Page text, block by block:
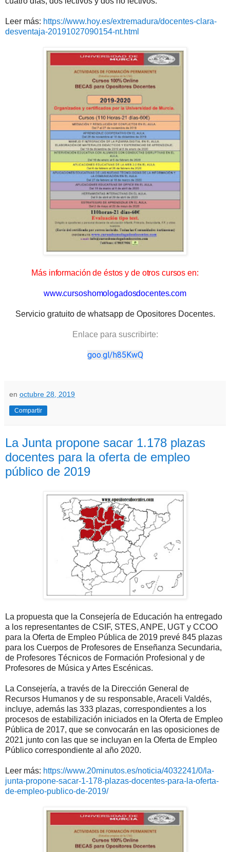
Leer más: https://www.hoy.es/extremadura/docentes-clara-
desventaja-20191027090154-nt.html
Más información de éstos y de otros cursos en:
www.cursoshomologadosdocentes.com
Servicio gratuito de whatsapp de Opositores Docentes.
Enlace para suscribirte:
goo.gl/h85KwQ
en octubre 28, 2019
Compartir
La Junta propone sacar 1.178 plazas
docentes para la oferta de empleo
público de 2019
La propuesta que la Consejería de Educación ha entregado
a los representantes de CSIF, STES, ANPE, UGT y CCOO
para la Oferta de Empleo Pública de 2019 prevé 845 plazas
para los Cuerpos de Profesores de Enseñanza Secundaria,
de Profesores Técnicos de Formación Profesional y de
Profesores de Música y Artes Escénicas.
La Consejería, a través de la Dirección General de
Recursos Humanos y de su responsable, Araceli Valdés,
incluye, además las 333 plazas, correspondientes a los
procesos de estabilización iniciados en la Oferta de Empleo
Pública de 2017, que se convocarán en las oposiciones de
2021 junto con las que se incluyan en la Oferta de Empleo
Público correspondiente al año 2020.
Leer más: https://www.20minutos.es/noticia/4032241/0/la-
junta-propone-sacar-1-178-plazas-docentes-para-la-oferta-
de-empleo-publico-de-2019/